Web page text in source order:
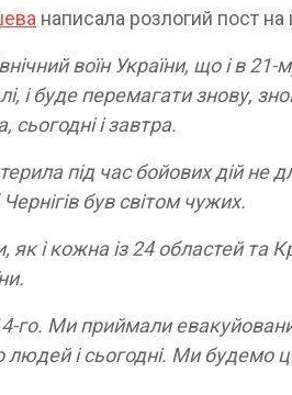
написала розлогий пост
воїн України, що і в 21-
і буде перемагати знову,
і завтра.
під час бойових дій не
був світом чужих.
і кожна із 24 областей та
Ми приймали
і сьогодні. Ми будемо